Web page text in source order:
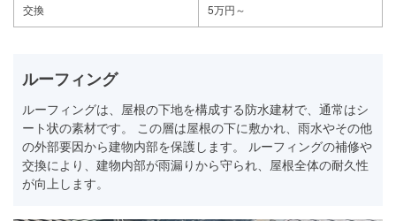
交換 5万円～
ルーフィング
ルーフィングは、屋根の下地を構成する防水建材で、通常はシ
ート状の素材です。 この層は屋根の下に敷かれ、雨水やその他
の外部要因から建物内部を保護します。 ルーフィングの補修や
交換により、建物内部が雨漏りから守られ、屋根全体の耐久性
が向上します。